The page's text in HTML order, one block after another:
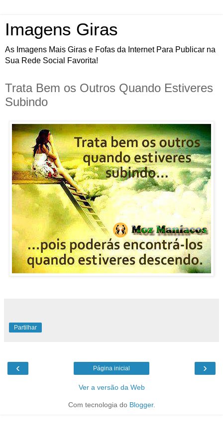
Imagens Giras
As Imagens Mais Giras e Fofas da Internet Para Publicar na
Sua Rede Social Favorita!
Trata Bem os Outros Quando Estiveres
Subindo
Partilhar
‹ ›
Página inicial
Ver a versão da Web
Com tecnologia do Blogger.